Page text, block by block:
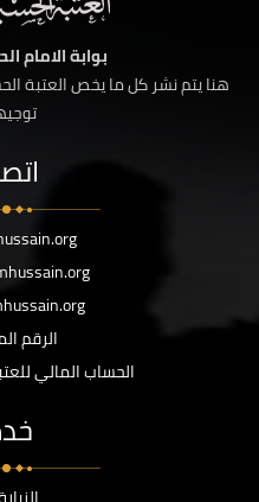
بوابة الامام
هنا يتم نشر كل ما يخص العتبة
الرقم
الحساب المالي